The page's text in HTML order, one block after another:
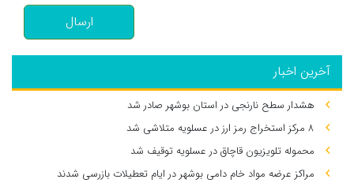
ارسال
آخرین اخبار
هشدار سطح نارنجی در استان بوشهر صادر شد
۸ مرکز استخراج رمز ارز در عسلویه متلاشی شد
محموله تلویزیون قاچاق در عسلویه توقیف شد
مراکز عرضه مواد خام دامی بوشهر در ایام تعطیلات بازرسی شدند